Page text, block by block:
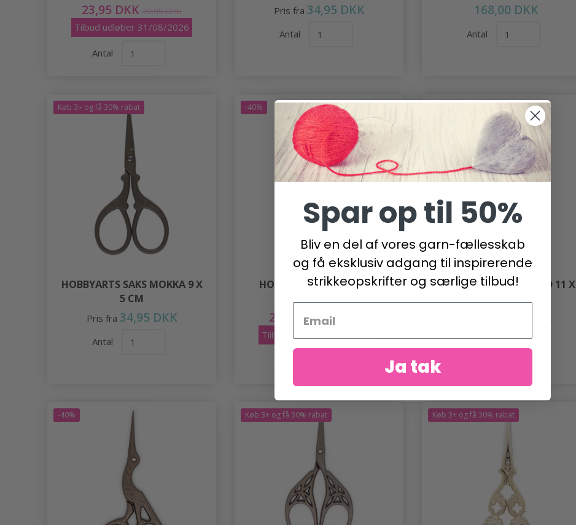
23,95 DKK 39,95 DKK
Tilbud udløber 31/08/2026
Antal
Pris fra 34,95 DKK
Antal
168,00 DKK
Antal
Køb 3+ og få 30% rabat
HOBBYARTS SAKS MOKKA 9 X
5 CM
Pris fra 34,95 DKK
Antal
-40%
HOBBYARTS SAKS STORK
29,95 DKK 49,95 DKK
Tilbud udløber 31/08/2026
Køb 3+ og få 30% rabat
HOBBYARTS SAKS GULD 11 X
34,95 DKK
Antal
-40% Køb 3+ og få 30% rabat Køb 3+ og få 30% rabat
Spar op til 50%
Bliv en del af vores garn-fællesskab
og få eksklusiv adgang til inspirerende
strikkeopskrifter og særlige tilbud!
Ja tak